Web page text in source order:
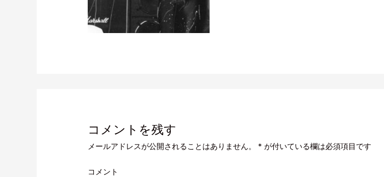
コメントを残す
メールアドレスが公開されることはありません。 * が付いている欄は必須項目です
コメント